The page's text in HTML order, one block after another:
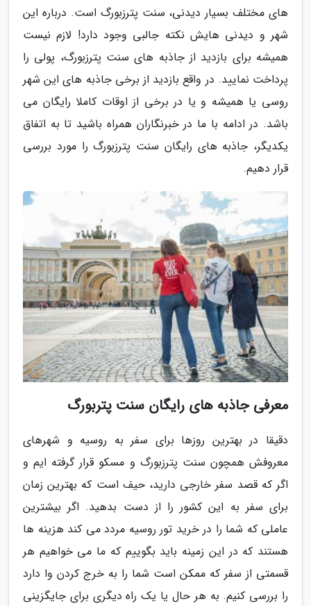
های مختلف بسیار دیدنی، سنت پترزبورگ است. درباره این
شهر و دیدنی هایش نکته جالبی وجود دارد! لازم نیست
همیشه برای بازدید از جاذبه های سنت پترزبورگ، پولی را
پرداخت نمایید. در واقع بازدید از برخی جاذبه های این شهر
روسی یا همیشه و یا در برخی از اوقات کاملا رایگان می
باشد. در ادامه با ما در خبرنگاران همراه باشید تا به اتفاق
یکدیگر، جاذبه های رایگان سنت پترزبورگ را مورد بررسی
قرار دهیم.
معرفی جاذبه های رایگان سنت پتربورگ
دقیقا در بهترین روزها برای سفر به روسیه و شهرهای
معروفش همچون سنت پترزبورگ و مسکو قرار گرفته ایم و
اگر که قصد سفر خارجی دارید، حیف است که بهترین زمان
برای سفر به این کشور را از دست بدهید. اگر بیشترین
عاملی که شما را در خرید تور روسیه مردد می کند هزینه ها
هستند که در این زمینه باید بگوییم که ما می خواهیم هر
قسمتی از سفر که ممکن است شما را به خرج کردن وا دارد
را بررسی کنیم. به هر حال یا یک راه دیگری برای جایگزینی